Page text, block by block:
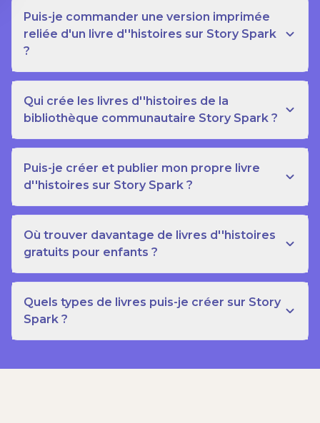
Puis-je commander une version imprimée
reliée d'un livre d''histoires sur Story Spark
?
Qui crée les livres d''histoires de la
bibliothèque communautaire Story Spark ?
Puis-je créer et publier mon propre livre
d''histoires sur Story Spark ?
Où trouver davantage de livres d''histoires
gratuits pour enfants ?
Quels types de livres puis-je créer sur Story
Spark ?